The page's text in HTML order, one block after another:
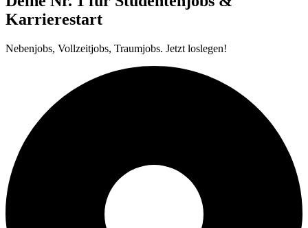
Karrierestart
Nebenjobs, Vollzeitjobs, Traumjobs. Jetzt loslegen!